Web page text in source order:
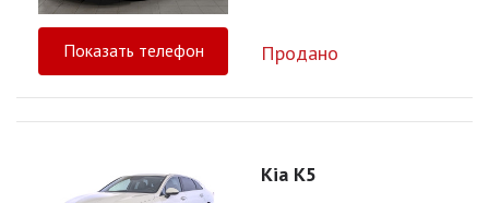
Показать телефон Продано
Kia K5